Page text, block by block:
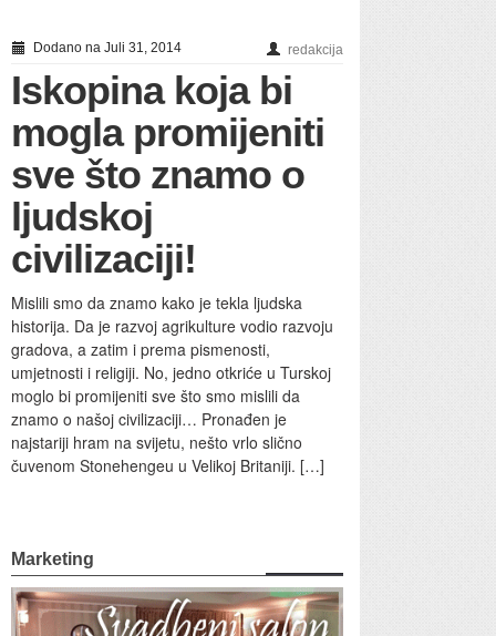
Dodano na Juli 31, 2014 redakcija
Iskopina koja bi
mogla promijeniti
sve što znamo o
ljudskoj
civilizaciji!
Mislili smo da znamo kako je tekla ljudska
historija. Da je razvoj agrikulture vodio razvoju
gradova, a zatim i prema pismenosti,
umjetnosti i religiji. No, jedno otkriće u Turskoj
moglo bi promijeniti sve što smo mislili da
znamo o našoj civilizaciji… Pronađen je
najstariji hram na svijetu, nešto vrlo slično
čuvenom Stonehengeu u Velikoj Britaniji. […]
Marketing